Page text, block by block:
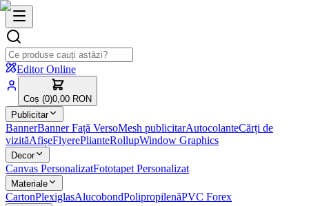
Editor Online
Coș (0)0,00 RON
Publicitar
BannerBanner Față VersoMesh publicitarAutocolanteCărți de
vizităAfișeFlyerePlianteRollupWindow Graphics
Decor
Canvas PersonalizatFototapet Personalizat
Materiale
CartonPlexiglasAlucobondPolipropilenăPVC Forex